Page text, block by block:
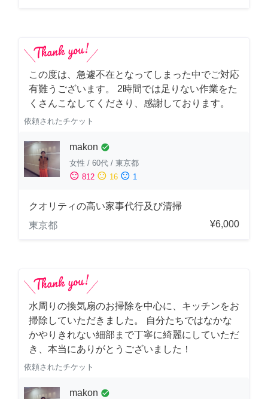
この度は、急遽不在となってしまった中でご対応
有難うございます。 2時間では足りない作業をた
くさんこなしてくださり、感謝しております。
依頼されたチケット
makon check_circle
女性 / 60代 / 東京都
sentiment_satisfied 812 sentiment_neutral 16 sentiment_dissatisfied 1
クオリティの高い家事代行及び清掃
東京都
¥6,000
水周りの換気扇のお掃除を中心に、キッチンをお
掃除していただきました。 自分たちではなかな
かやりきれない細部まで丁寧に綺麗にしていただ
き、本当にありがとうございました！
依頼されたチケット
makon check_circle